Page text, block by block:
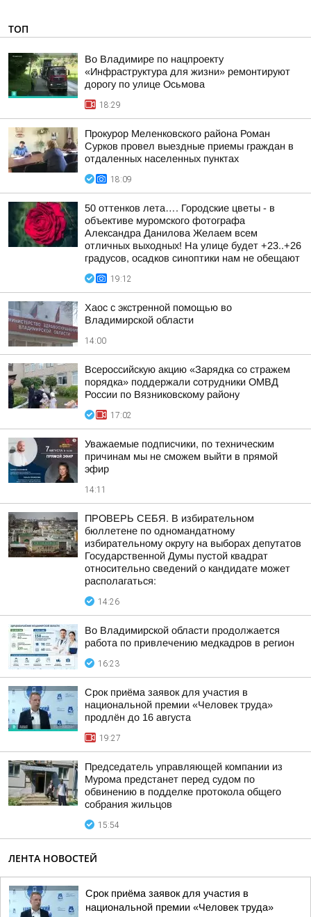
ТОП
Во Владимире по нацпроекту
«Инфраструктура для жизни» ремонтируют
дорогу по улице Осьмова
18:29
Прокурор Меленковского района Роман
Сурков провел выездные приемы граждан в
отдаленных населенных пунктах
18:09
50 оттенков лета…. Городские цветы - в
объективе муромского фотографа
Александра Данилова Желаем всем
отличных выходных! На улице будет +23..+26
градусов, осадков синоптики нам не обещают
19:12
Хаос с экстренной помощью во
Владимирской области
14:00
Всероссийскую акцию «Зарядка со стражем
порядка» поддержали сотрудники ОМВД
России по Вязниковскому району
17:02
Уважаемые подписчики, по техническим
причинам мы не сможем выйти в прямой
эфир
14:11
ПРОВЕРЬ СЕБЯ. В избирательном
бюллетене по одномандатному
избирательному округу на выборах депутатов
Государственной Думы пустой квадрат
относительно сведений о кандидате может
располагаться:
14:26
Во Владимирской области продолжается
работа по привлечению медкадров в регион
16:23
Срок приёма заявок для участия в
национальной премии «Человек труда»
продлён до 16 августа
19:27
Председатель управляющей компании из
Мурома предстанет перед судом по
обвинению в подделке протокола общего
собрания жильцов
15:54
ЛЕНТА НОВОСТЕЙ
Срок приёма заявок для участия в
национальной премии «Человек труда»